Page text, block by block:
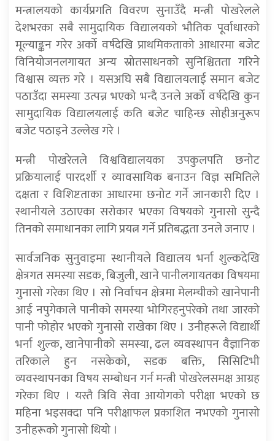
मन्त्रालयको कार्यप्रगति विवरण सुनाउँदै मन्त्री पोखरेलले
देशभरका सबै सामुदायिक विद्यालयको भौतिक पूर्वाधारको
मूल्याङ्कन गरेर अर्को वर्षदेखि प्राथमिकताको आधारमा बजेट
विनियोजनलगायत अन्य स्रोतसाधनको सुनिश्चितता गरिने
विश्वास व्यक्त गरे । यसअघि सबै विद्यालयलाई समान बजेट
पठाउँदा समस्या उत्पन्न भएको भन्दै उनले अर्को वर्षदेखि कुन
सामुदायिक विद्यालयलाई कति बजेट चाहिन्छ सोहीअनुरूप
बजेट पठाइने उल्लेख गरे ।
मन्त्री पोखरेलले विश्वविद्यालयका उपकुलपति छनोट
प्रक्रियालाई पारदर्शी र व्यावसायिक बनाउन विज्ञ समितिले
दक्षता र विशिष्टताका आधारमा छनोट गर्ने जानकारी दिए ।
स्थानीयले उठाएका सरोकार भएका विषयको गुनासो सुन्दै
तिनको समाधानका लागि प्रयत्न गर्ने प्रतिबद्धता उनले जनाए ।
सार्वजनिक सुनुवाइमा स्थानीयले विद्यालय भर्ना शुल्कदेखि
क्षेत्रगत समस्या सडक, बिजुली, खाने पानीलगायतका विषयमा
गुनासो गरेका थिए । सो निर्वाचन क्षेत्रमा मेलम्चीको खानेपानी
आई नपुगेकाले पानीको समस्या भोगिरहनुपरेको तथा जारको
पानी फोहोर भएको गुनासो राखेका थिए । उनीहरूले विद्यार्थी
भर्ना शुल्क, खानेपानीको समस्या, ढल व्यवस्थापन वैज्ञानिक
तरिकाले हुन नसकेको, सडक बक्ति, सिसिटिभी
व्यवस्थापनका विषय सम्बोधन गर्न मन्त्री पोखरेलसमक्ष आग्रह
गरेका थिए । यस्तै त्रिवि सेवा आयोगको परीक्षा भएको छ
महिना भइसक्दा पनि परीक्षाफल प्रकाशित नभएको गुनासो
उनीहरूको गुनासो थियो ।